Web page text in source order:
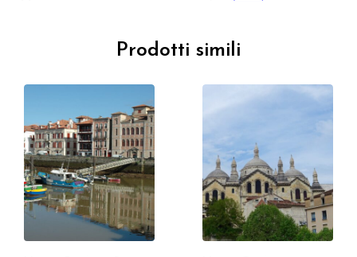
Prodotti simili